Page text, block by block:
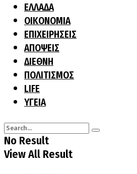
ΕΛΛΑΔΑ
ΟΙΚΟΝΟΜΙΑ
ΕΠΙΧΕΙΡΗΣΕΙΣ
ΑΠΟΨΕΙΣ
ΔΙΕΘΝΗ
ΠΟΛΙΤΙΣΜΟΣ
LIFE
ΥΓΕΙΑ
No Result
View All Result